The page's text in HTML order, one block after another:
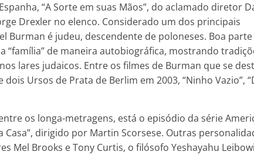
“A Sorte em suas Mãos”, do aclamado diretor
Drexler no elenco. Considerado um dos principais
Burman é judeu, descendente de poloneses. Boa parte
“família” de maneira autobiográfica, mostrando
lares judaicos. Entre os filmes de Burman que se
Ursos de Prata de Berlim em 2003, “Ninho Vazio”,
os longa-metragens, está o episódio da série
Casa”, dirigido por Martin Scorsese. Outras
Mel Brooks e Tony Curtis, o filósofo Yeshayahu